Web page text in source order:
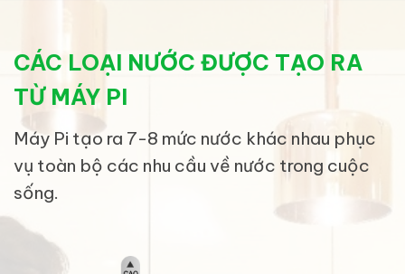
CÁC LOẠI NƯỚC ĐƯỢC TẠO RA
TỪ MÁY PI
Máy Pi tạo ra 7-8 mức nước khác nhau phục
vụ toàn bộ các nhu cầu về nước trong cuộc
sống.